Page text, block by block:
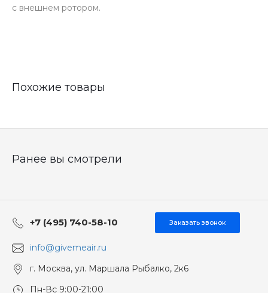
с внешнем ротором.
Похожие товары
Ранее вы смотрели
+7 (495) 740-58-10 Заказать звонок
info@givemeair.ru
г. Москва, ул. Маршала Рыбалко, 2к6
Пн-Вс 9:00-21:00